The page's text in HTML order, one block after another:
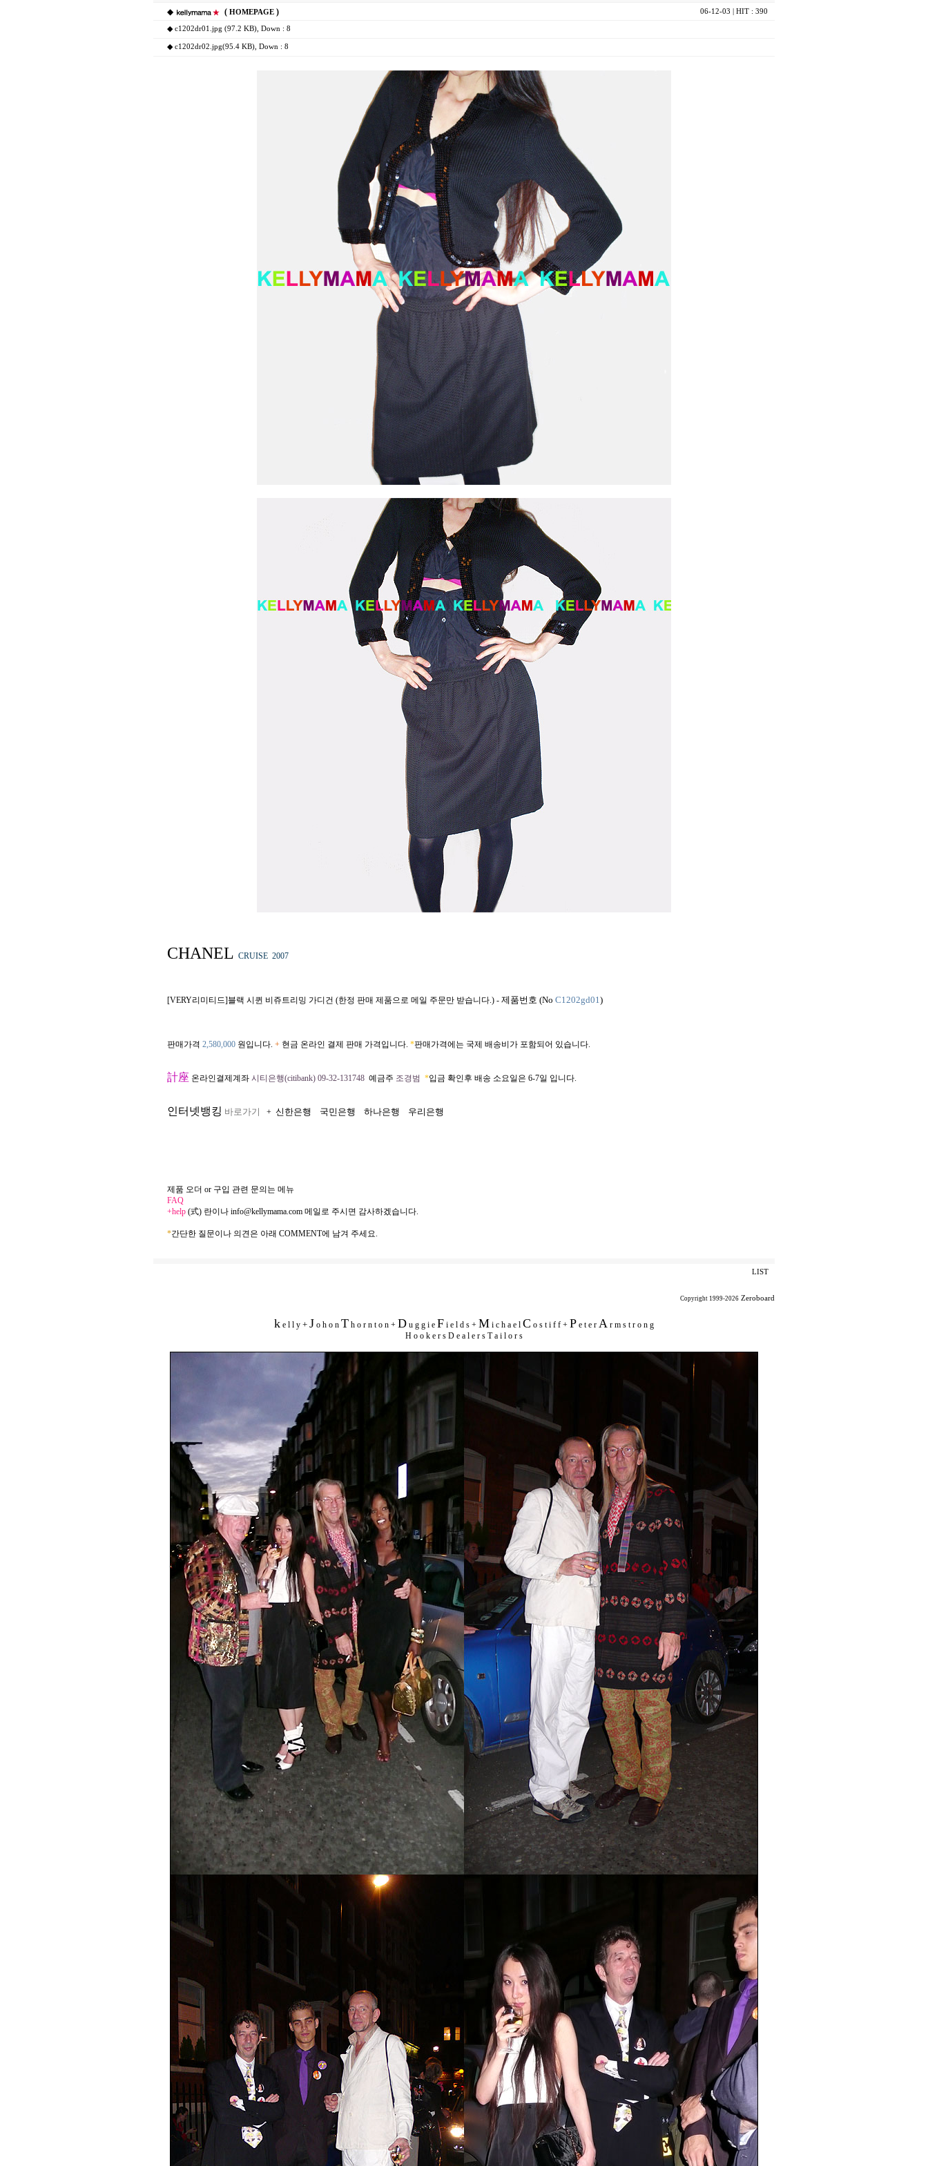
◆ ( HOMEPAGE ) 06-12-03 | HIT : 390
◆ c1202dr01.jpg (97.2 KB) , Down : 8
◆ c1202dr02.jpg(95.4 KB) , Down : 8
CHANEL CRUISE 2007
[VERY리미티드]블랙 시퀸 비쥬트리밍 가디건 (한정 판매 제품으로 메일 주문만 받습니다.) - 제품번호 (No C1202gd01)
판매가격 2,580,000 원입니다. + 현금 온라인 결제 판매 가격입니다. *판매가격에는 국제 배송비가 포함되어 있습니다.
計座 온라인결제계좌 시티은행(citibank) 09-32-131748 예금주 조경범 *입금 확인후 배송 소요일은 6-7일 입니다.
인터넷뱅킹 바로가기 + 신한은행 국민은행 하나은행 우리은행
제품 오더 or 구입 관련 문의는 메뉴
FAQ
+help (式) 란이나 info@kellymama.com 메일로 주시면 감사하겠습니다.
*간단한 질문이나 의견은 아래 COMMENT에 남겨 주세요.
LIST
Copyright 1999-2026 Zeroboard
k e l l y + J o h o n T h o r n t o n + D u g g i e F i e l d s + M i c h a e l C o s t i f f + P e t e r A r m s t r o n g
H o o k e r s D e a l e r s T a i l o r s